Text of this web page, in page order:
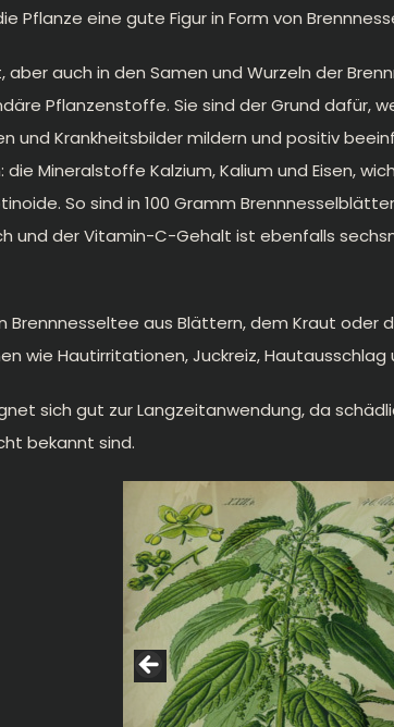
Pflanze eine gute Figur in Form von
aber auch in den Samen und Wurzeln der
Pflanzenstoffe. Sie sind der Grund dafür,
und Krankheitsbilder mildern und positiv
Mineralstoffe Kalzium, Kalium und Eisen,
So sind in 100 Gramm
und der Vitamin-C-Gehalt ist ebenfalls
Brennnesseltee aus Blättern, dem Kraut oder
wie Hautirritationen, Juckreiz,
sich gut zur Langzeitanwendung, da
bekannt sind.